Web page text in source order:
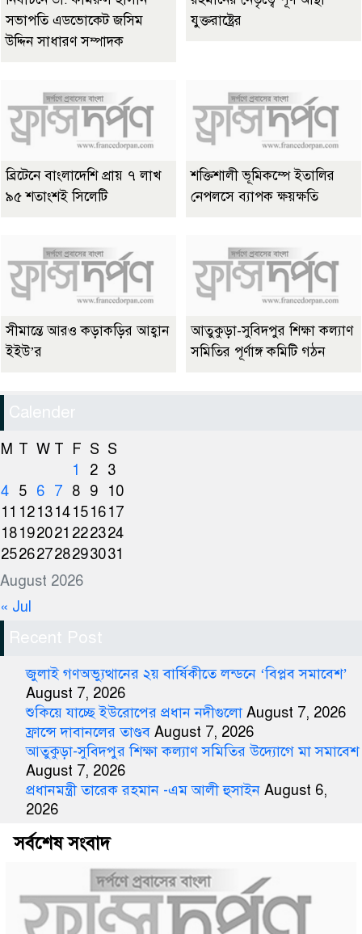
সভাপতি এডভোকেট জসিম
উদ্দিন সাধারণ সম্পাদক
যুক্তরাষ্ট্রের
ব্রিটেনে বাংলাদেশি প্রায় ৭ লাখ
৯৫ শতাংশই সিলেটি
শক্তিশালী ভূমিকম্পে ইতালির
নেপলসে ব্যাপক ক্ষয়ক্ষতি
সীমান্তে আরও কড়াকড়ির আহ্বান
ইইউ’র
আতুকুড়া-সুবিদপুর শিক্ষা কল্যাণ
সমিতির পূর্ণাঙ্গ কমিটি গঠন
Calender
August 2026
M T W T F S S
1
2 3
4 5 6 7 8 9
10
11 121314151617
18192021 222324
25262728293031
« Jul
Recent Post
জুলাই গণঅভ্যুত্থানের ২য় বার্ষিকীতে লন্ডনে ‘বিপ্লব সমাবেশ’
August 7, 2026
শুকিয়ে যাচ্ছে ইউরোপের প্রধান নদীগুলো August 7, 2026
ফ্রান্সে দাবানলের তাণ্ডব August 7, 2026
আতুকুড়া-সুবিদপুর শিক্ষা কল্যাণ সমিতির উদ্যোগে মা সমাবেশ
August 7, 2026
প্রধানমন্ত্রী তারেক রহমান -এম আলী হুসাইন August 6,
2026
সর্বশেষ সংবাদ